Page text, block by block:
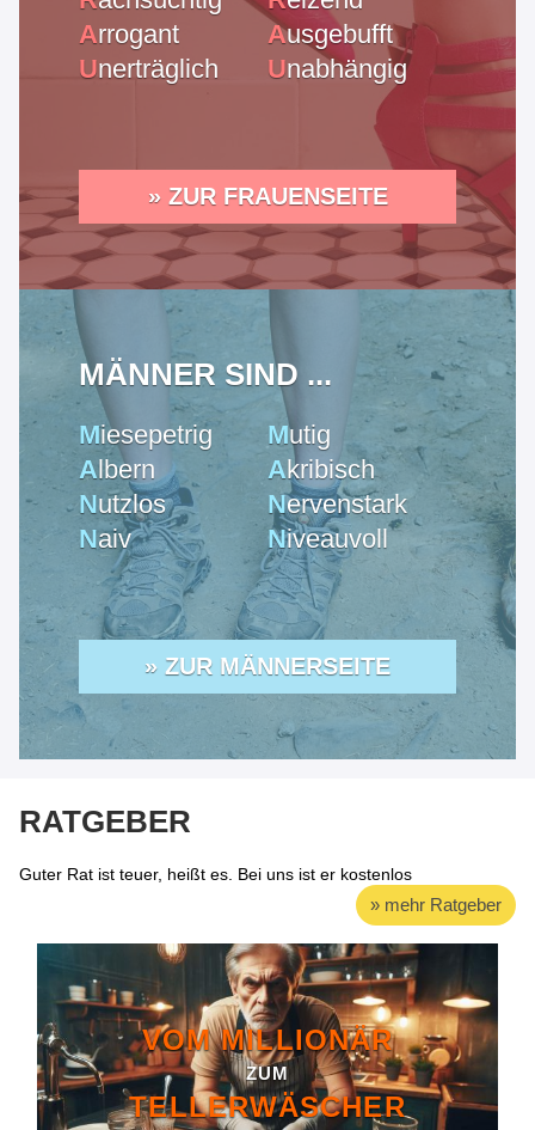
Arrogant
Unerträglich
Ausgebufft
Unabhängig
» ZUR FRAUENSEITE
MÄNNER SIND ...
Miesepetrig
Albern
Nutzlos
Naiv
Mutig
Akribisch
Nervenstark
Niveauvoll
» ZUR MÄNNERSEITE
RATGEBER
Guter Rat ist teuer, heißt es. Bei uns ist er kostenlos
» mehr Ratgeber
VOM MILLIONÄR
ZUM
TELLERWÄSCHER